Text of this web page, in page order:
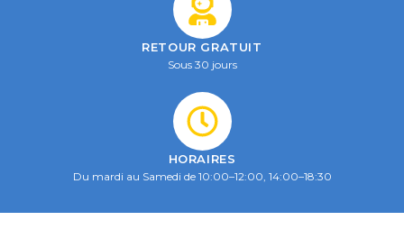
RETOUR GRATUIT
Sous 30 jours
HORAIRES
Du mardi au Samedi de 10:00–12:00, 14:00–18:30